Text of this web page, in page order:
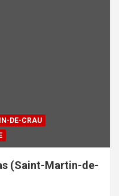
DE-CRAU
(Saint-Martin-de-